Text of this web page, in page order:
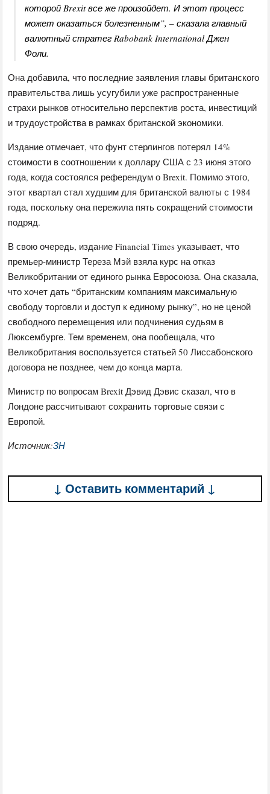
которой Brexit все же произойдет. И этот процесс
может оказаться болезненным”, – сказала главный
валютный стратег Rabobank International Джен
Фоли.
Она добавила, что последние заявления главы британского
правительства лишь усугубили уже распространенные
страхи рынков относительно перспектив роста, инвестиций
и трудоустройства в рамках британской экономики.
Издание отмечает, что фунт стерлингов потерял 14%
стоимости в соотношении к доллару США с 23 июня этого
года, когда состоялся референдум о Brexit. Помимо этого,
этот квартал стал худшим для британской валюты с 1984
года, поскольку она пережила пять сокращений стоимости
подряд.
В свою очередь, издание Financial Times указывает, что
премьер-министр Тереза Мэй взяла курс на отказ
Великобритании от единого рынка Евросоюза. Она сказала,
что хочет дать “британским компаниям максимальную
свободу торговли и доступ к единому рынку”, но не ценой
свободного перемещения или подчинения судьям в
Люксембурге. Тем временем, она пообещала, что
Великобритания воспользуется статьей 50 Лиссабонского
договора не позднее, чем до конца марта.
Министр по вопросам Brexit Дэвид Дэвис сказал, что в
Лондоне рассчитывают сохранить торговые связи с
Европой.
Источник:ЗН
↓ Оставить комментарий ↓